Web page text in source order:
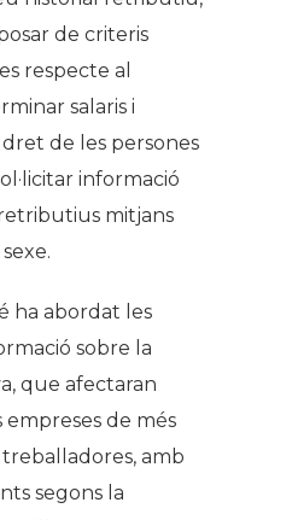
de criteris
respecte al
salaris i
dret de les persones
informació
mitjans
ha abordat les
sobre la
que afectaran
de més
amb
segons la